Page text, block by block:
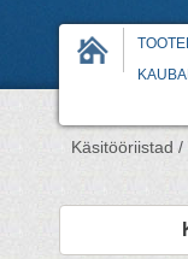
Käsitööriistad /